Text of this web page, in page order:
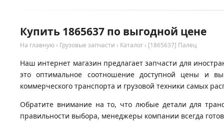
Купить 1865637 по выгодной цене
На главную › Грузовые запчасти › Каталог › [1865637] Палец
Наш интернет магазин предлагает запчасти для
это оптимальное соотношение доступной цены и
коммерческого транспорта и грузовой техники самых
Обратите внимание на то, что любые детали для
правильности выбора, менеджеры компании всегда